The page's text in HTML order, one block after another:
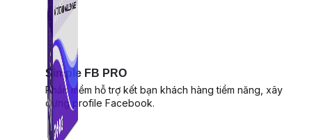
Simple FB PRO
Phần mềm hỗ trợ kết bạn khách hàng tiềm năng, xây
dựng profile Facebook.